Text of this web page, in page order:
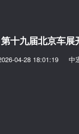
第十九届北京车展
04-28 18:01:19 中